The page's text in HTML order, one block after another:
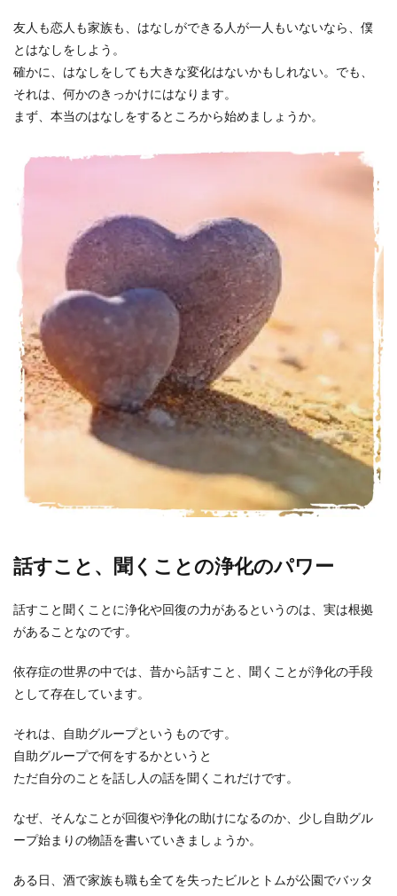
かして
何の意
味があ
るの
か？」
人たち
友人も恋人も家族も、はなしができる人が一人もいないなら、僕
とはなしをしよう。
確かに、はなしをしても大きな変化はないかもしれない。でも、
それは、何かのきっかけにはなります。
まず、本当のはなしをするところから始めましょうか。
話すこと、聞くことの浄化のパワー
話すこと聞くことに浄化や回復の力があるというのは、実は根拠
があることなのです。
依存症の世界の中では、昔から話すこと、聞くことが浄化の手段
として存在しています。
それは、自助グループというものです。
自助グループで何をするかというと
ただ自分のことを話し人の話を聞くこれだけです。
なぜ、そんなことが回復や浄化の助けになるのか、少し自助グル
ープ始まりの物語を書いていきましょうか。
ある日、酒で家族も職も全てを失ったビルとトムが公園でバッタ